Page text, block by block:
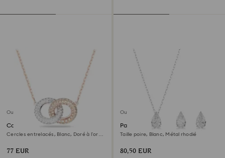
Outlet
Collier Dextera
Cercles entrelacés, Blanc, Doré à l’or
77 EUR
Outlet
Parure Stilla Attract
Taille poire, Blanc, Métal rhodié
80,50 EUR